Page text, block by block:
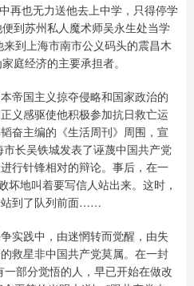
再也无力送他去上中学，只得停学
到苏州私人魔术师吴永生处当学
到上海市南市公义码头的震昌木
庭经济的主要承担者。
帝国主义掠夺侵略和国家政治的
义感驱使他积极参加抗日救亡运
奋主编的《生活周刊》周围，宣
长吴铁城发表了诬蔑中国共产党
行针锋相对的辩论。事后，在一
坏地叫着要写信人站出来。这时，
站到了队列前面……
实践中，由迷惘转而觉醒，由失
救星非中国共产党莫属。在一封
部分觉悟的人，早已开始在做改